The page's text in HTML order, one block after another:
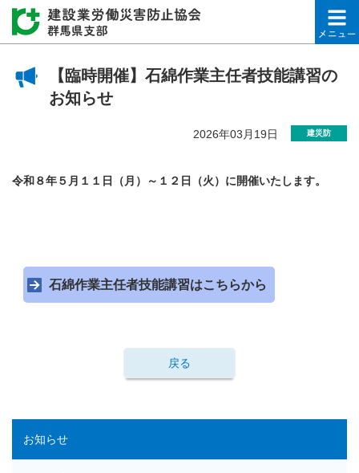
建設業労働災害防止協
【臨時開催】石綿作業主任者技能講習の
お知らせ
2026年03月19日 建災防
令和８年５月１１日（月）～１２日（火）に開催いたします。
石綿作業主任者技能講習はこちらから
戻る
お知らせ